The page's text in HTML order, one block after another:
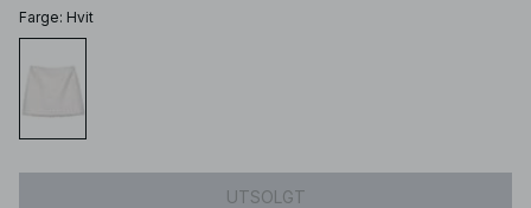
Farge: Hvit
UTSOLGT